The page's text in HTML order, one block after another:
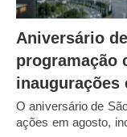
Aniversário
programação
O aniversário de
ações em agosto,